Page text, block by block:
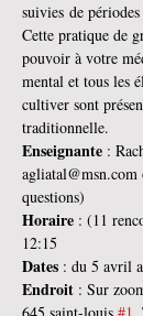
suivies de
Cette pratique de
pouvoir à votre
mental et tous les
cultiver sont
traditionnelle.
Enseignante :
questions)
Horaire : (11
12:15
Dates : du 5 avril
Endroit : Sur